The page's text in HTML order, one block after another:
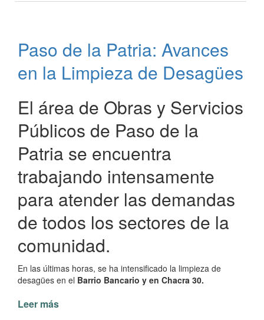
de
Desagües
Pluviales
Urbanos
Paso
de
la
Patria
Paso de la Patria: Avances
en la Limpieza de Desagües
El área de Obras y Servicios
Públicos de Paso de la
Patria se encuentra
trabajando intensamente
para atender las demandas
de todos los sectores de la
comunidad.
En las últimas horas, se ha intensificado la limpieza de
desagües en el Barrio Bancario y en Chacra 30.
Leer más